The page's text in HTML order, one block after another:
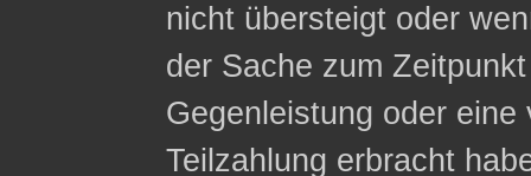
nicht übersteigt oder
der Sache zum
Gegenleistung oder
Teilzahlung erbracht